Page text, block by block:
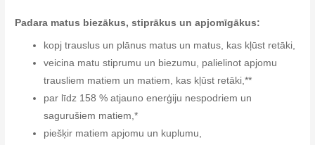
Padara matus biezākus, stiprākus un apjomīgākus:
kopj trauslus un plānus matus un matus, kas kļūst retāki,
veicina matu stiprumu un biezumu, palielinot apjomu
trausliem matiem un matiem, kas kļūst retāki,**
par līdz 158 % atjauno enerģiju nespodriem un
sagurušiem matiem,*
piešķir matiem apjomu un kuplumu,